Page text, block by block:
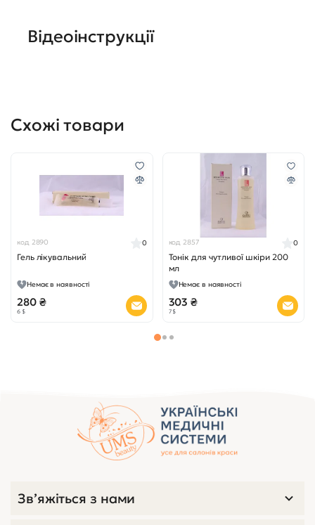
Відеоінструкції
Схожі товари
код 2890
Гель лікувальний
0
Немає в наявності
280 ₴
6 $
код 2857
Тонік для чутливої шкіри 200
мл
0
Немає в наявності
303 ₴
7 $
Зв’яжіться з нами